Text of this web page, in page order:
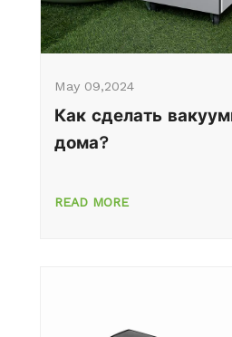
May 09,2024
Как сделать
дома?
READ MORE